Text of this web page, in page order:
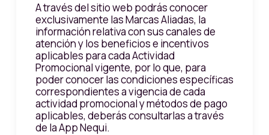
A través del sitio web podrás conocer
exclusivamente las Marcas Aliadas, la
información relativa con sus canales de
atención y los beneficios e incentivos
aplicables para cada Actividad
Promocional vigente, por lo que, para
poder conocer las condiciones específicas
correspondientes a vigencia de cada
actividad promocional y métodos de pago
aplicables, deberás consultarlas a través
de la App Nequi.